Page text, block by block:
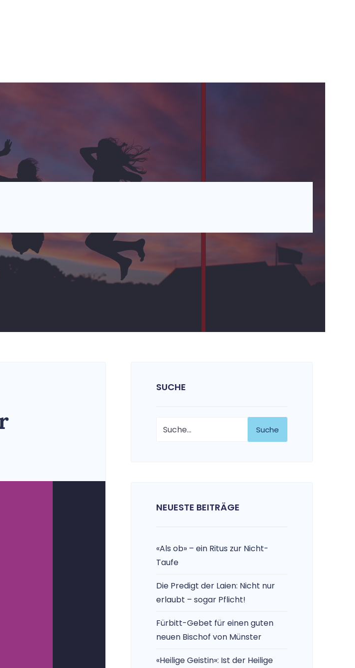
SUCHE
Suche
NEUESTE BEITRÄGE
«Als ob» – ein Ritus zur Nicht-
Taufe
Die Predigt der Laien: Nicht nur
erlaubt – sogar Pflicht!
Fürbitt-Gebet für einen guten
neuen Bischof von Münster
«Heilige Geistin»: Ist der Heilige